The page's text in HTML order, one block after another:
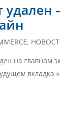
,
на главном
вкладка